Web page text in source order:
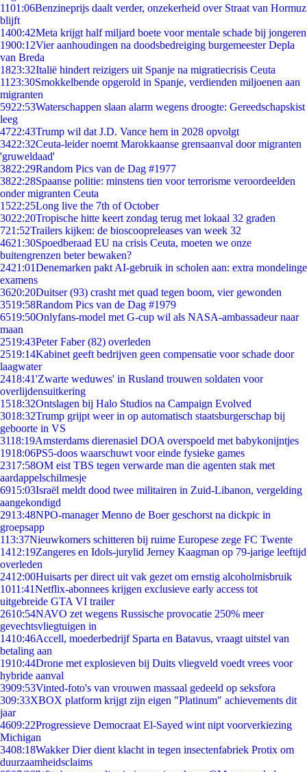
1101:06Benzineprijs daalt verder, onzekerheid over Straat van Hormuz
blijft
1400:42Meta krijgt half miljard boete voor mentale schade bij jongeren
1900:12Vier aanhoudingen na doodsbedreiging burgemeester Depla
van Breda
1823:32Italië hindert reizigers uit Spanje na migratiecrisis Ceuta
11 23:30Smokkelbende opgerold in Spanje, verdienden miljoenen aan
migranten
5922:53Waterschappen slaan alarm wegens droogte: Gereedschapskist
leeg
4722:43Trump wil dat J.D. Vance hem in 2028 opvolgt
3422:32Ceuta-leider noemt Marokkaanse grensaanval door migranten
'gruweldaad'
3822:29Random Pics van de Dag #1977
3822:28Spaanse politie: minstens tien voor terrorisme veroordeelden
onder migranten Ceuta
1522:25Long live the 7th of October
3022:20Tropische hitte keert zondag terug met lokaal 32 graden
721:52Trailers kijken: de bioscoopreleases van week 32
4621:30Spoedberaad EU na crisis Ceuta, moeten we onze
buitengrenzen beter bewaken?
2421:01Denemarken pakt AI-gebruik in scholen aan: extra mondelinge
examens
3620:20Duitser (93) crasht met quad tegen boom, vier gewonden
3519:58Random Pics van de Dag #1979
6519:50Onlyfans-model met G-cup wil als NASA-ambassadeur naar
maan
2519:43Peter Faber (82) overleden
2519:14Kabinet geeft bedrijven geen compensatie voor schade door
laagwater
2418:41'Zwarte weduwes' in Rusland trouwen soldaten voor
overlijdensuitkering
1518:32Ontslagen bij Halo Studios na Campaign Evolved
3018:32Trump grijpt weer in op automatisch staatsburgerschap bij
geboorte in VS
3118:19Amsterdams dierenasiel DOA overspoeld met babykonijntjes
1918:06PS5-doos waarschuwt voor einde fysieke games
2317:58OM eist TBS tegen verwarde man die agenten stak met
aardappelschilmesje
6915:03Israël meldt dood twee militairen in Zuid-Libanon, vergelding
aangekondigd
2913:48NPO-manager Menno de Boer geschorst na dickpic in
groepsapp
113:37Nieuwkomers schitteren bij ruime Europese zege FC Twente
1412:19Zangeres en Idols-jurylid Jerney Kaagman op 79-jarige leeftijd
overleden
2412:00Huisarts per direct uit vak gezet om ernstig alcoholmisbruik
1011:41Netflix-abonnees krijgen exclusieve early access tot
uitgebreide GTA VI trailer
2610:54NAVO zet wegens Russische provocatie 250% meer
gevechtsvliegtuigen in
1410:46Accell, moederbedrijf Sparta en Batavus, vraagt uitstel van
betaling aan
1910:44Drone met explosieven bij Duits vliegveld voedt vrees voor
hybride aanval
3909:53Vinted-foto's van vrouwen massaal gedeeld op seksfora
309:33XBOX platform krijgt zijn eigen "Platinum" achievements dit
jaar
4609:22Progressieve Democraat El-Sayed wint nipt voorverkiezing
Michigan
3408:18Wakker Dier dient klacht in tegen insectenfabriek Protix om
duurzaamheidsclaims